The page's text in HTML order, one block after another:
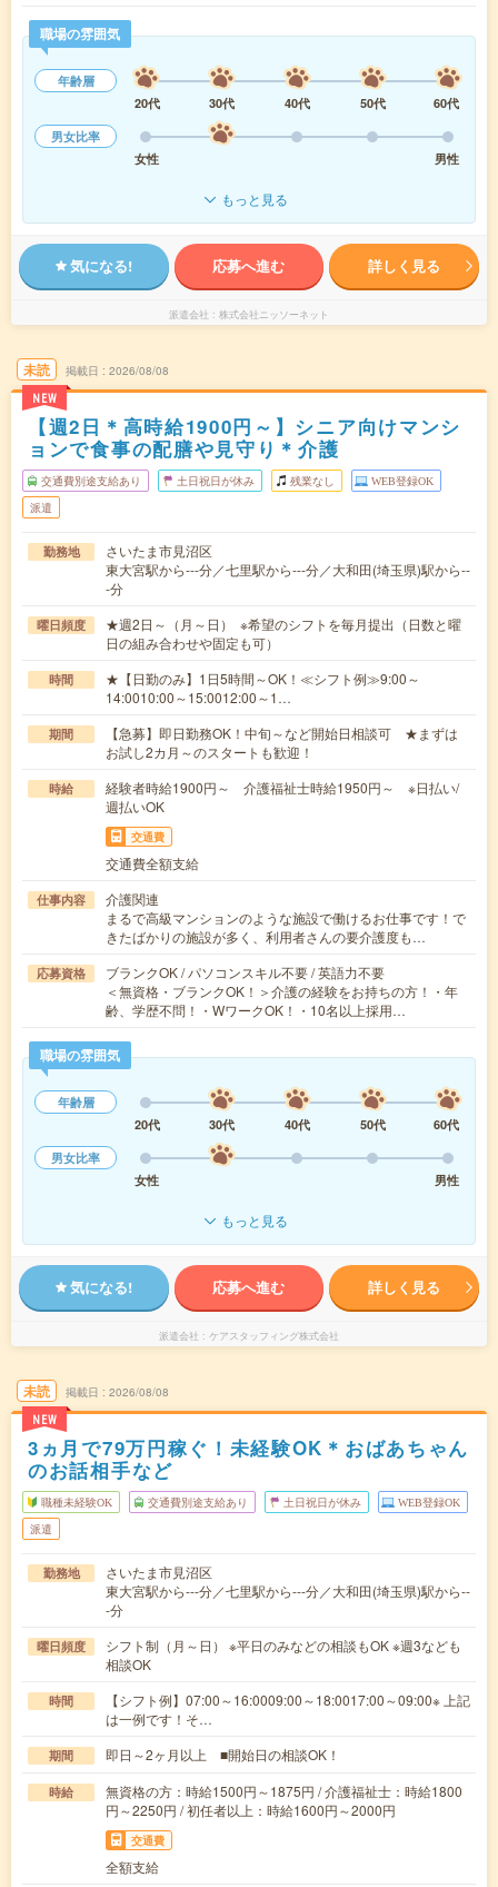
職場の雰囲気
年齢層
20代
30代 40代 50代
60代
男女比率
女性
男性
もっと見る
気になる! 応募へ進む 詳しく見る
派遣会社 株式会社ニッソーネット
未読
NEW
掲載日 2026/08/08
【週2日＊高時給1900円～】シニア向けマンシ
ョンで食事の配膳や見守り＊介護
交通費別途支給あり 土日祝日が休み 残業なし WEB登録OK
派遣
勤務地
さいたま市見沼区
東大宮駅から---分／七里駅から---分／大和田(埼玉県)駅から--
-分
曜日頻度
★週2日～（月～日） ※希望のシフトを毎月提出（日数と曜
日の組み合わせや固定も可）
時間
★【日勤のみ】1日5時間～OK！≪シフト例≫9:00～
14:0010:00～15:0012:00～1…
期間
【急募】即日勤務OK！中旬～など開始日相談可 ★まずは
お試し2カ月～のスタートも歓迎！
時給
経験者時給1900円～ 介護福祉士時給1950円～ ※日払い/
週払いOK
交通費
交通費全額支給
仕事内容
介護関連
まるで高級マンションのような施設で働けるお仕事です！で
きたばかりの施設が多く、利用者さんの要介護度も…
応募資格
ブランクOK / パソコンスキル不要 / 英語力不要
＜無資格・ブランクOK！＞介護の経験をお持ちの方！・年
齢、学歴不問！・WワークOK！・10名以上採用…
職場の雰囲気
年齢層
20代
30代 40代 50代
60代
男女比率
女性
男性
もっと見る
気になる! 応募へ進む 詳しく見る
派遣会社 ケアスタッフィング株式会社
未読
NEW
掲載日 2026/08/08
3ヵ月で79万円稼ぐ！未経験OK＊おばあちゃん
のお話相手など
職種未経験OK 交通費別途支給あり 土日祝日が休み WEB登録OK
派遣
勤務地
さいたま市見沼区
東大宮駅から---分／七里駅から---分／大和田(埼玉県)駅から--
-分
曜日頻度
シフト制（月～日） ※平日のみなどの相談もOK ※週3なども
相談OK
時間
【シフト例】07:00～16:0009:00～18:0017:00～09:00※ 上記
は一例です！そ…
期間 即日～2ヶ月以上 ■開始日の相談OK！
時給
無資格の方：時給1500円～1875円 / 介護福祉士：時給1800
円～2250円 / 初任者以上：時給1600円～2000円
交通費
全額支給